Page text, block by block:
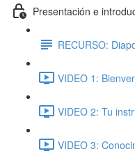
Presentación e
RECURSO:
VIDEO 1:
VIDEO 2: Tu
VIDEO 3: